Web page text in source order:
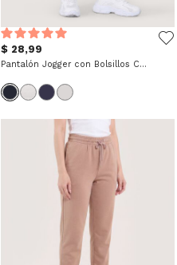
$ 28,99
Pantalón Jogger con Bolsillos Cargo